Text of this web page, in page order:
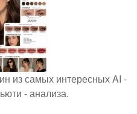
из самых интересных AI -
- анализа.